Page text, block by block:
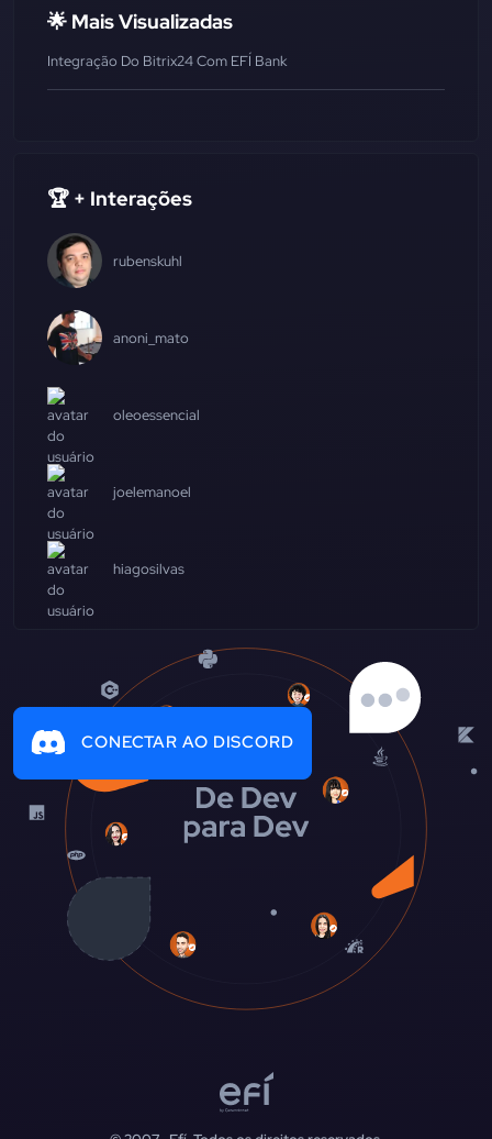
🌟 Mais Visualizadas
Integração Do Bitrix24 Com EFÍ Bank
🏆 + Interações
rubenskuhl
anoni_mato
oleoessencial
joelemanoel
hiagosilvas
CONECTAR AO DISCORD